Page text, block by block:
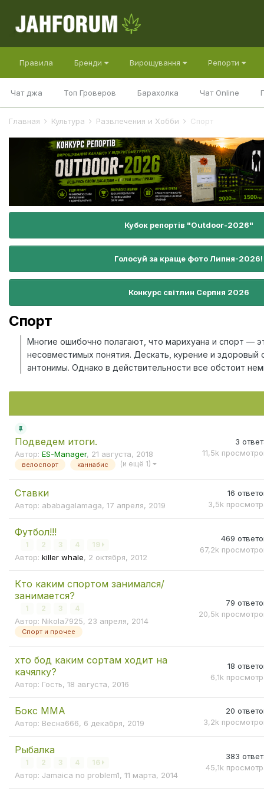
Правила Бренди Вирощування Репорти
Чат джа Топ Гроверов Барахолка Чат Online
Главная Культура Развлечения и Хобби Спорт
Кубок репортів "Outdoor-2026"
Голосуй за краще фото Липня-2026!
Конкурс світлин Серпня 2026
Спорт
Многие ошибочно полагают, что марихуана и спорт —
несовместимых понятия. Дескать, курение и здоровый
антонимы. Однако в действительности все обстоит
наоборот, приносит куда больше. В чем же секрет?
Исследования доказали, что у спортсменов, которые
выше, чем у тех людей, которые курили, но при этом
каких-либо физических нагрузок.
травы, но и достичь в спорте более высоких
том, что занятия спортом под травой позволяют
качество тренировок.
Конопля и физические упражнения оказывают
является рецептором взаимодействия с
в организм снаружи. Именно благодаря наличию этой
способен испытывать те ощущения, которые ему дает
Помимо этого, эндоканнабиноидная система
каннабиноиды, которые влияют на физиологические
Во время тренировки эндоканнабиноидная система
естественных каннабиноидов, что помогает телу
Те, кто занимается йогой в течение длительного
качественно сконцентрироваться на выполнении того
упражнения. Употребляют коноплю даже многие
дистанции, так как прием этого растения значительно
Подведем итоги.
Автор: ES-Manager, 21 августа, 2018
велоспорт каннабис (и ещё 1)
3
11,5k
Ставки
Автор: ababagalamaga, 17 апреля, 2019
16
3,5k
Футбол!!!
1 2 3 4 19
Автор: killer whale, 2 октября, 2012
469
67,2k
Кто каким спортом занимался/
занимается?
1 2 3 4
Автор: Nikola7925, 23 апреля, 2014
Спорт и прочее
79
20,5k
хто бод каким сортам ходит на
качялку?
Автор: Гость, 18 августа, 2016
18
6,1k
Бокс ММА
Автор: Весна666, 6 декабря, 2019
20
3,2k
Рыбалка
1 2 3 4 16
Автор: Jamaica no problem1, 11 марта, 2014
383
45,1k